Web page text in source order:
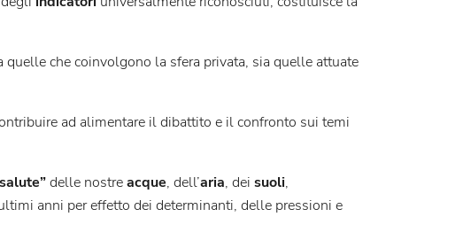
quelle che coinvolgono la sfera privata, sia quelle attuate
ad alimentare il dibattito e il confronto sui temi
delle nostreacque, dell’aria, dei suoli,
anni per effetto dei determinanti, delle pressioni e